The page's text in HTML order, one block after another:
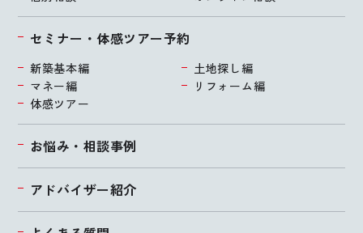
お悩み・相談事例
アドバイザー紹介
セミナー・体感ツアー予約
新築基本編
土地探し編
マネー編
リフォーム編
体感ツアー